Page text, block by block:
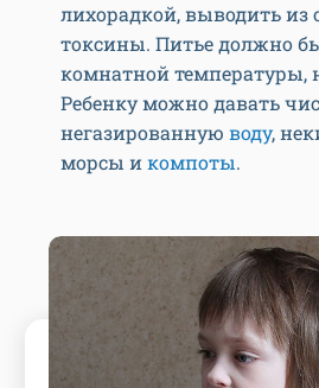
лихорадкой, выводить из
токсины. Питье должно
комнатной температуры,
Ребенку можно давать
негазированную воду,
морсы икомпоты.